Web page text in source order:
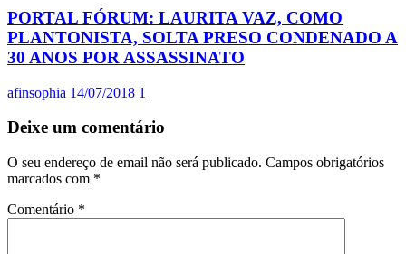
PORTAL FÓRUM: LAURITA VAZ, COMO
PLANTONISTA, SOLTA PRESO CONDENADO A
30 ANOS POR ASSASSINATO
afinsophia 14/07/2018 1
Deixe um comentário
O seu endereço de email não será publicado. Campos obrigatórios
marcados com *
Comentário *